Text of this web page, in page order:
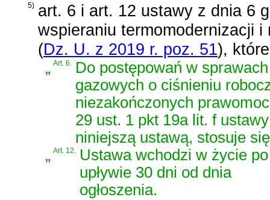
5) art. 6 i art. 12 ustawy z dnia 6
wspieraniu termomodernizacji
(Dz. U. z 2019 r. poz. 51),
„Art. 6. Do postępowań w
gazowych o ciśnieniu
niezakończonych
29 ust. 1 pkt 19a lit. f
niniejszą ustawą, stosuje
„Art. 12. Ustawa wchodzi w życie po
upływie 30 dni od dnia
ogłoszenia.